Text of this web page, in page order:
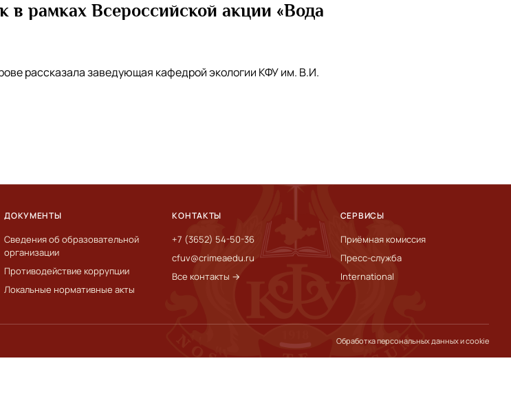
рамках Всероссийской акции «Вода
рассказала заведующая кафедрой экологии КФУ им. В.И.
ДОКУМЕНТЫ
Сведения об образовательной
организации
Противодействие коррупции
Локальные нормативные акты
КОНТАКТЫ
+7 (3652) 54-50-36
cfuv@crimeaedu.ru
Все контакты →
СЕРВИСЫ
Приёмная комиссия
Пресс-служба
International
Обработка персональных данных и cookie